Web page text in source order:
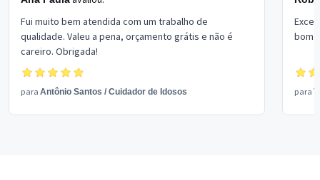
Fui muito bem atendida com um trabalho de
qualidade. Valeu a pena, orçamento grátis e não é
careiro. Obrigada!
para Antônio Santos / Cuidador de Idosos
bom
para